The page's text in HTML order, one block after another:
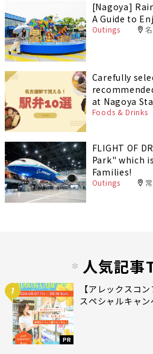
[Nagoya]
A Guide to
Outings
Carefully
at Nagoya
Foods & Drinks
FLIGHT OF
Park" which
Families!
Outings
人気記事
1
PR
【アレックスコ
スペシャルキャ